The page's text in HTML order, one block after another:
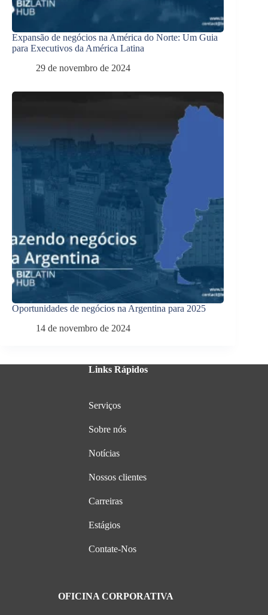
Expansão de negócios na América do Norte: Um Guia
para Executivos da América Latina
29 de novembro de 2024
Oportunidades de negócios na Argentina para 2025
14 de novembro de 2024
Links Rápidos
Serviços
Sobre nós
Notícias
Nossos clientes
Carreiras
Estágios
Contate-Nos
OFICINA CORPORATIVA